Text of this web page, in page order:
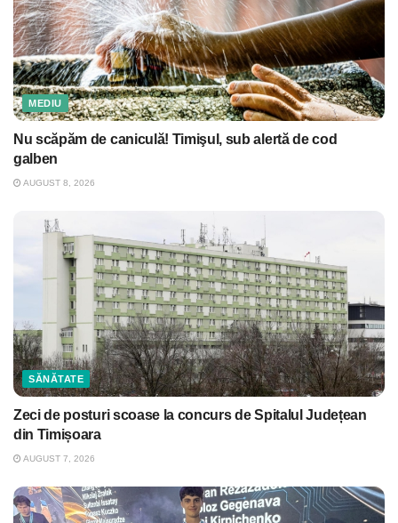
MEDIU
Nu scăpăm de caniculă! Timişul, sub alertă de cod
galben
AUGUST 8, 2026
SĂNĂTATE
Zeci de posturi scoase la concurs de Spitalul Județean
din Timișoara
AUGUST 7, 2026